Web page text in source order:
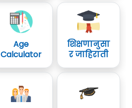
Age
Calculator
शिक्षणानुसा
र जाहिराती